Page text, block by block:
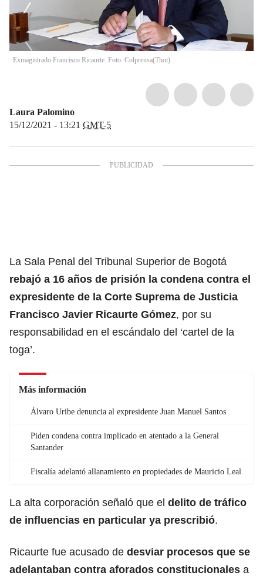
Exmagistrado Francisco Ricaurte. Foto: Colprensa(Thot)
Laura Palomino
15/12/2021 - 13:21 GMT-5
La Sala Penal del Tribunal Superior de Bogotá
rebajó a 16 años de prisión la condena contra el
expresidente de la Corte Suprema de Justicia
Francisco Javier Ricaurte Gómez, por su
responsabilidad en el escándalo del ‘cartel de la
toga’.
Más información
Álvaro Uribe denuncia al expresidente Juan Manuel Santos
Piden condena contra implicado en atentado a la General
Santander
Fiscalía adelantó allanamiento en propiedades de Mauricio Leal
La alta corporación señaló que el delito de tráfico
de influencias en particular ya prescribió.
Ricaurte fue acusado de desviar procesos que se
adelantaban contra aforados constitucionales a